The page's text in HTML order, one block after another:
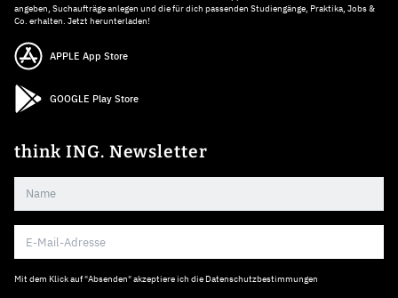
angeben, Suchaufträge anlegen und die für dich passenden Studiengänge, Praktika, Jobs &
Co. erhalten. Jetzt herunterladen!
APPLE App Store
GOOGLE Play Store
think ING. Newsletter
Mit dem Klick auf "Absenden" akzeptiere ich die Datenschutzbestimmungen